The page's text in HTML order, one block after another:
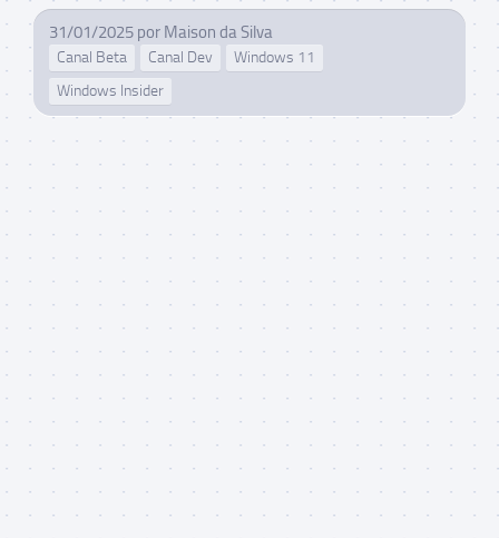
31/01/2025 por Maison da Silva
Canal Beta Canal Dev
Windows 11
Windows Insider